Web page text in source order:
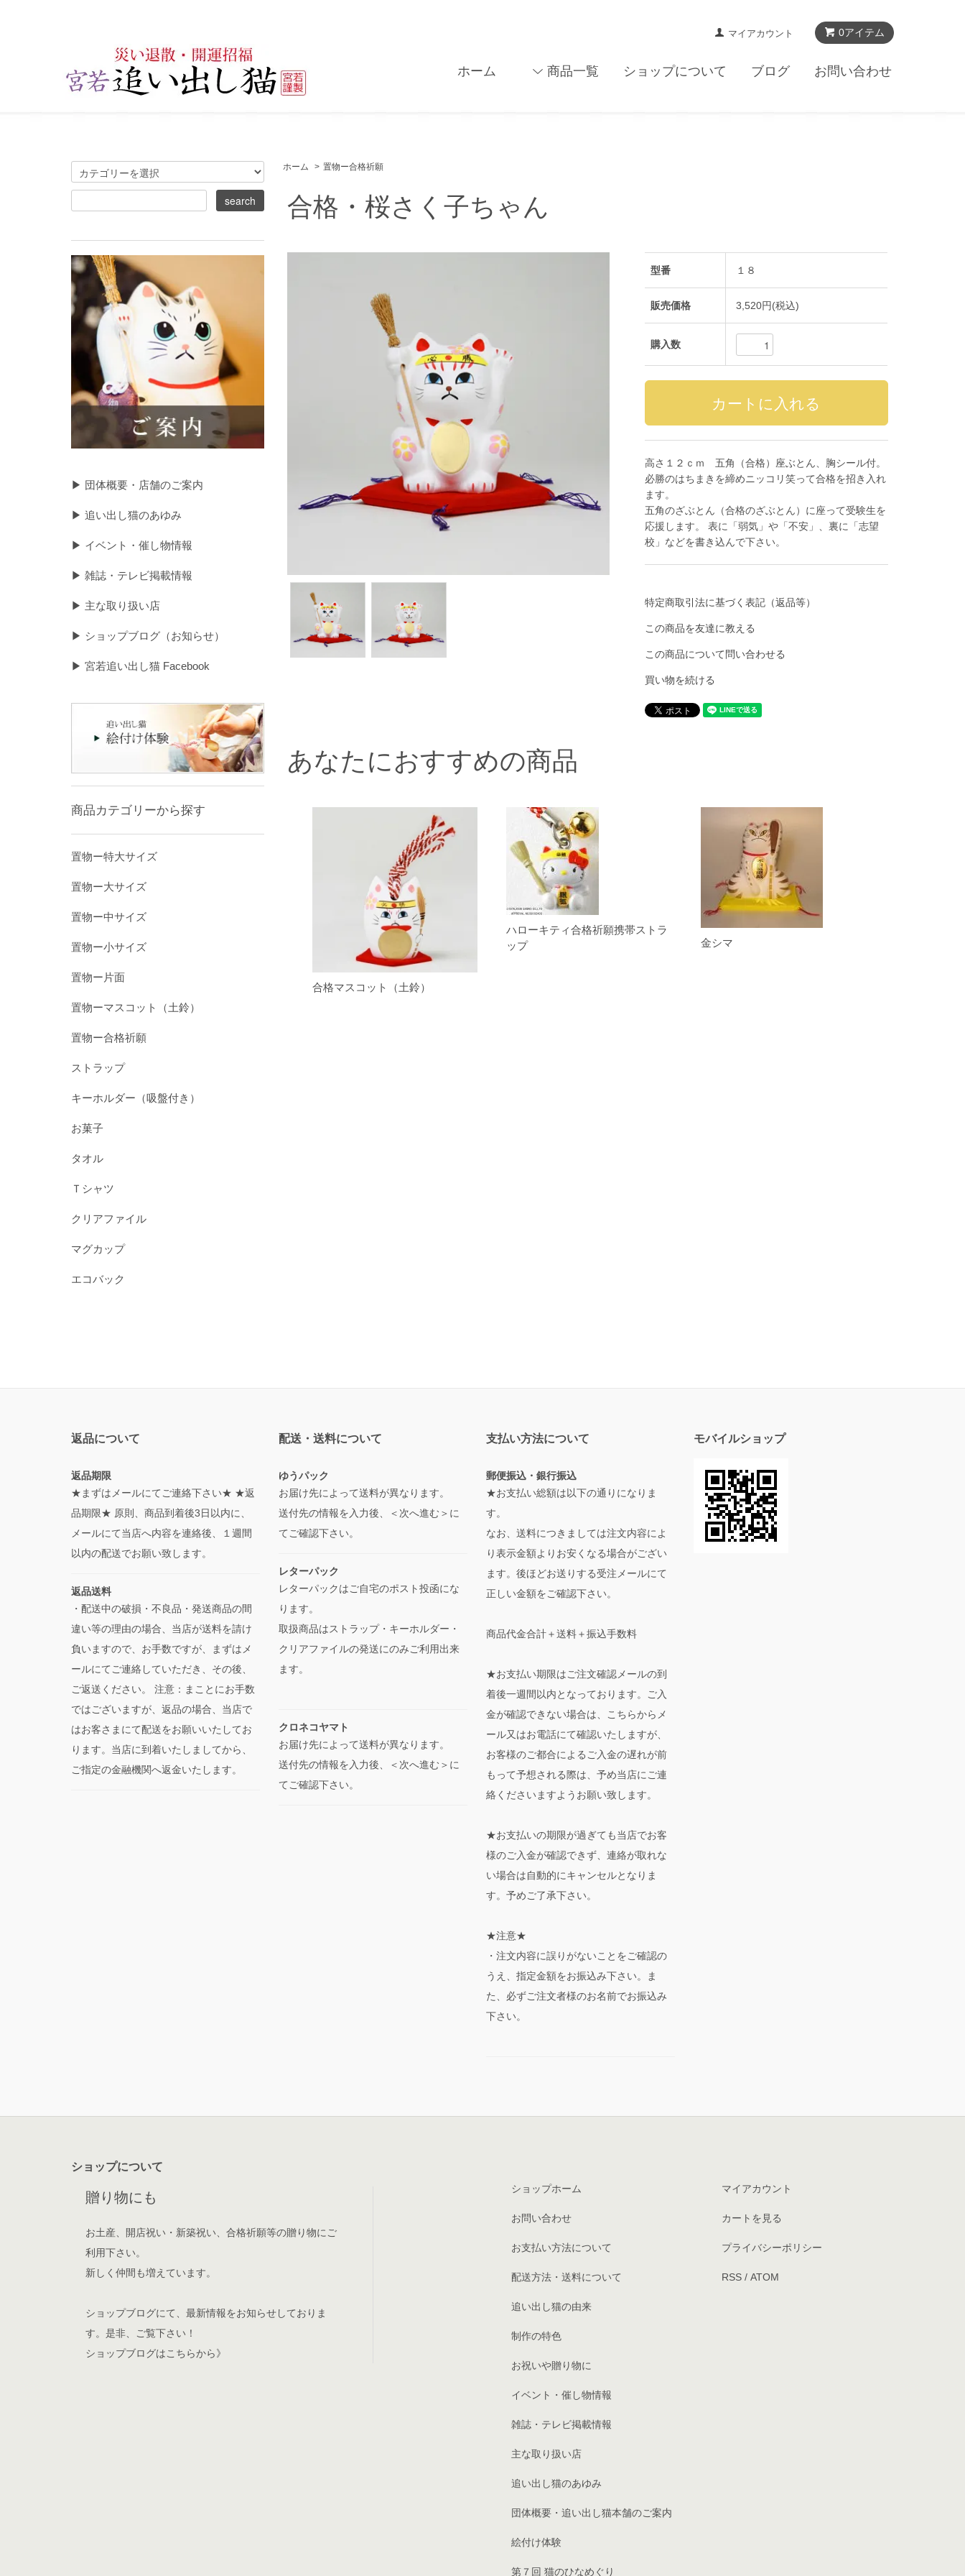
0アイテム
マイアカウント
ホーム 商品一覧 ショップについて ブログ お問い合わせ
ホーム > 置物ー合格祈願
合格・桜さく子ちゃん
型番 １８
販売価格 3,520円(税込)
購入数
高さ１２ｃｍ 五角（合格）座ぶとん、胸シール付。
必勝のはちまきを締めニッコリ笑って合格を招き入れ
ます。
五角のざぶとん（合格のざぶとん）に座って受験生を
応援します。 表に「弱気」や「不安」、裏に「志望
校」などを書き込んで下さい。
特定商取引法に基づく表記（返品等）
この商品を友達に教える
この商品について問い合わせる
買い物を続ける
あなたにおすすめの商品
合格マスコット（土鈴）
ハローキティ合格祈願携帯ストラ
ップ
金シマ
▶ 団体概要・店舗のご案内
▶ 追い出し猫のあゆみ
▶ イベント・催し物情報
▶ 雑誌・テレビ掲載情報
▶ 主な取り扱い店
▶ ショップブログ（お知らせ）
▶ 宮若追い出し猫 Facebook
商品カテゴリーから探す
置物ー特大サイズ
置物ー大サイズ
置物ー中サイズ
置物ー小サイズ
置物ー片面
置物ーマスコット（土鈴）
置物ー合格祈願
ストラップ
キーホルダー（吸盤付き）
お菓子
タオル
Ｔシャツ
クリアファイル
マグカップ
エコバック
返品について
返品期限
★まずはメールにてご連絡下さい★ ★返
品期限★ 原則、商品到着後3日以内に、
メールにて当店へ内容を連絡後、１週間
以内の配送でお願い致します。
返品送料
・配送中の破損・不良品・発送商品の間
違い等の理由の場合、当店が送料を請け
負いますので、お手数ですが、まずはメ
ールにてご連絡していただき、その後、
ご返送ください。 注意：まことにお手数
ではございますが、返品の場合、当店で
はお客さまにて配送をお願いいたしてお
ります。当店に到着いたしましてから、
ご指定の金融機関へ返金いたします。
配送・送料について
ゆうパック
お届け先によって送料が異なります。
送付先の情報を入力後、＜次へ進む＞に
てご確認下さい。
レターパック
レターパックはご自宅のポスト投函にな
ります。
取扱商品はストラップ・キーホルダー・
クリアファイルの発送にのみご利用出来
ます。
クロネコヤマト
お届け先によって送料が異なります。
送付先の情報を入力後、＜次へ進む＞に
てご確認下さい。
支払い方法について
郵便振込・銀行振込
★お支払い総額は以下の通りになりま
す。
なお、送料につきましては注文内容によ
り表示金額よりお安くなる場合がござい
ます。後ほどお送りする受注メールにて
正しい金額をご確認下さい。
商品代金合計＋送料＋振込手数料
★お支払い期限はご注文確認メールの到
着後一週間以内となっております。ご入
金が確認できない場合は、こちらからメ
ール又はお電話にて確認いたしますが、
お客様のご都合によるご入金の遅れが前
もって予想される際は、予め当店にご連
絡くださいますようお願い致します。
★お支払いの期限が過ぎても当店でお客
様のご入金が確認できず、連絡が取れな
い場合は自動的にキャンセルとなりま
す。予めご了承下さい。
★注意★
・注文内容に誤りがないことをご確認の
うえ、指定金額をお振込み下さい。ま
た、必ずご注文者様のお名前でお振込み
下さい。
モバイルショップ
ショップについて
贈り物にも
お土産、開店祝い・新築祝い、合格祈願等の贈り物にご
利用下さい。
新しく仲間も増えています。
ショップブログにて、最新情報をお知らせしておりま
す。是非、ご覧下さい！
ショップブログはこちらから》
ショップホーム
お問い合わせ
お支払い方法について
配送方法・送料について
追い出し猫の由来
制作の特色
お祝いや贈り物に
イベント・催し物情報
雑誌・テレビ掲載情報
主な取り扱い店
追い出し猫のあゆみ
団体概要・追い出し猫本舗のご案内
絵付け体験
第７回 猫のひなめぐり
マイアカウント
カートを見る
プライバシーポリシー
RSS/ ATOM